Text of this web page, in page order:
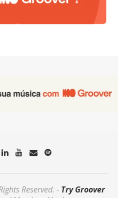
Reserved. - Try Groover